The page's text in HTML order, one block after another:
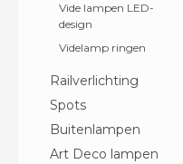
Vide lampen LED-
design
Videlamp ringen
Railverlichting
Spots
Buitenlampen
Art Deco lampen